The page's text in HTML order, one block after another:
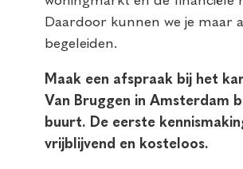
Daardoor kunnen we je maar
begeleiden.
Maak een afspraak bij het
Van Bruggen in Amsterdam
buurt. De eerste
vrijblijvend en kosteloos.